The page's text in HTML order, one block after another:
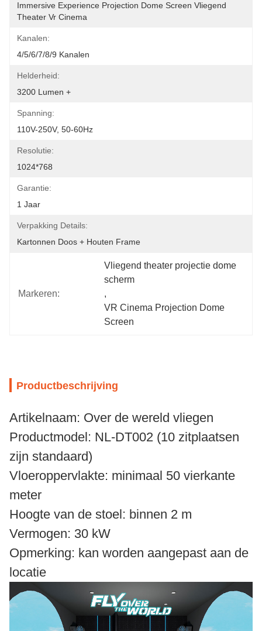
Immersive Experience Projection Dome Screen Vliegend
Theater Vr Cinema
Kanalen:
4/5/6/7/8/9 Kanalen
Helderheid:
3200 Lumen +
Spanning:
110V-250V, 50-60Hz
Resolutie:
1024*768
Garantie:
1 Jaar
Verpakking Details:
Kartonnen Doos + Houten Frame
Markeren:
Vliegend theater projectie dome
scherm
,
VR Cinema Projection Dome
Screen
Productbeschrijving
Artikelnaam: Over de wereld vliegen
Productmodel: NL-DT002 (10 zitplaatsen
zijn standaard)
Vloeroppervlakte: minimaal 50 vierkante
meter
Hoogte van de stoel: binnen 2 m
Vermogen: 30 kW
Opmerking: kan worden aangepast aan de
locatie